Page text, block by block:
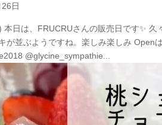
日
本日は、FRUCRUさんの販売日です✨
が並ぶようですね。楽しみ楽しみ
@glycine_sympathie...